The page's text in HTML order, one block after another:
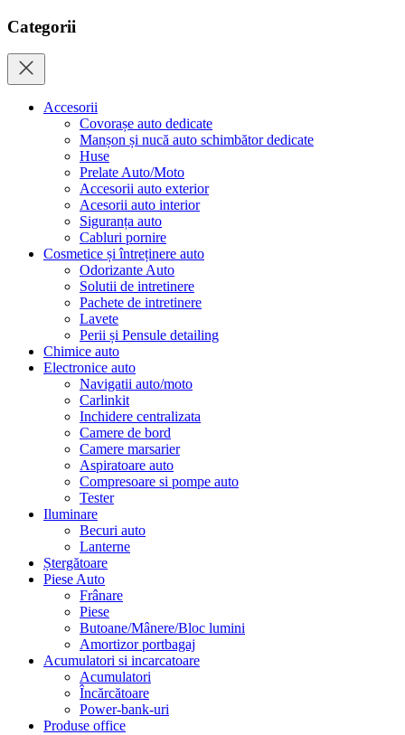
Categorii
Accesorii
Covorașe auto dedicate
Manșon și nucă auto schimbător dedicate
Huse
Prelate Auto/Moto
Accesorii auto exterior
Acesorii auto interior
Siguranța auto
Cabluri pornire
Cosmetice și întreținere auto
Odorizante Auto
Solutii de intretinere
Pachete de intretinere
Lavete
Perii și Pensule detailing
Chimice auto
Electronice auto
Navigatii auto/moto
Carlinkit
Inchidere centralizata
Camere de bord
Camere marsarier
Aspiratoare auto
Compresoare si pompe auto
Tester
Iluminare
Becuri auto
Lanterne
Ștergătoare
Piese Auto
Frânare
Piese
Butoane/Mânere/Bloc lumini
Amortizor portbagaj
Acumulatori si incarcatoare
Acumulatori
Încărcătoare
Power-bank-uri
Produse office